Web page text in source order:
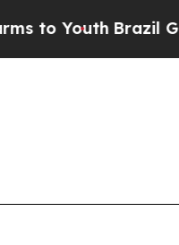
Youth Brazil Gives